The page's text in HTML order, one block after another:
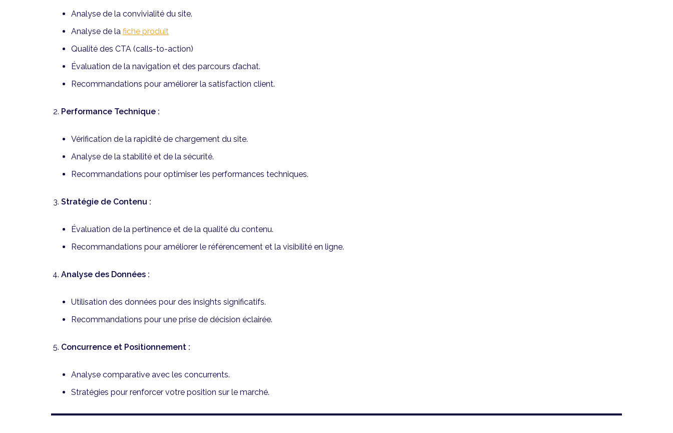
Analyse de la convivialité du site.
Analyse de la fiche produit
Qualité des CTA (calls-to-action)
Évaluation de la navigation et des parcours d’achat.
Recommandations pour améliorer la satisfaction client.
Performance Technique :
Vérification de la rapidité de chargement du site.
Analyse de la stabilité et de la sécurité.
Recommandations pour optimiser les performances techniques.
Stratégie de Contenu :
Évaluation de la pertinence et de la qualité du contenu.
Recommandations pour améliorer le référencement et la visibilité en ligne.
Analyse des Données :
Utilisation des données pour des insights significatifs.
Recommandations pour une prise de décision éclairée.
Concurrence et Positionnement :
Analyse comparative avec les concurrents.
Stratégies pour renforcer votre position sur le marché.